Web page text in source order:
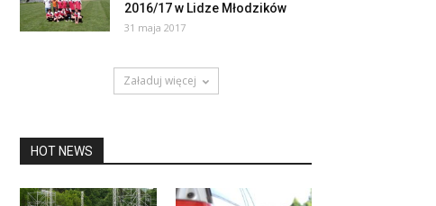
2016/17 w Lidze Młodzików
31 maja 2017
Załaduj więcej
HOT NEWS